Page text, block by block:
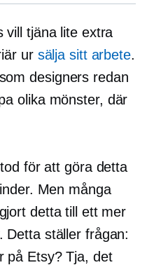
vill tjäna lite extra
ur sälja sitt arbete.
designers redan
olika mönster, där
för att göra detta
Men många
detta till ett mer
Detta ställer frågan:
på Etsy? Tja, det